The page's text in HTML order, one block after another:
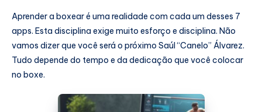
Aprender a boxear é uma realidade com cada um desses 7
apps. Esta disciplina exige muito esforço e disciplina. Não
vamos dizer que você será o próximo Saúl “Canelo” Álvarez.
Tudo depende do tempo e da dedicação que você colocar
no boxe.